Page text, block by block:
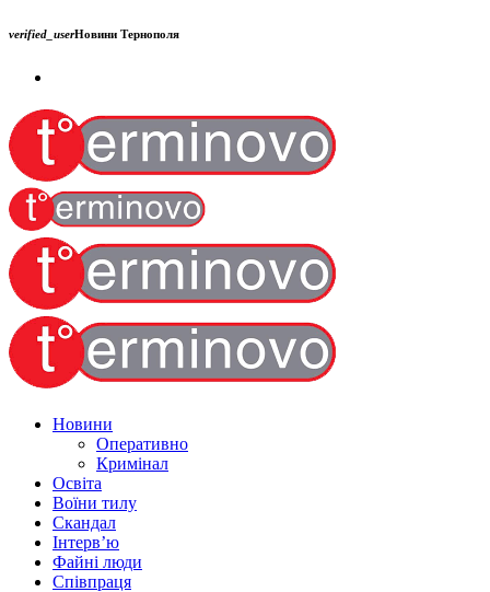
verified_userНовини Тернополя
Новини
Оперативно
Кримінал
Освіта
Воїни тилу
Скандал
Інтерв’ю
Файні люди
Співпраця